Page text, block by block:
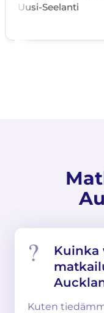
Uusi-Seelanti
Kuinka
Kuten